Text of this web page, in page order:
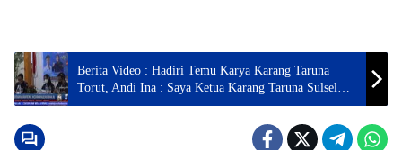
Berita Video : Hadiri Temu Karya Karang Taruna
Torut, Andi Ina : Saya Ketua Karang Taruna Sulsel
Yang Sah, Bukan Abal – Abal